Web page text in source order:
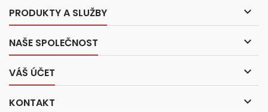
PRODUKTY A SLUŽBY 
NAŠE SPOLEČNOST 
VÁŠ ÚČET 
KONTAKT 